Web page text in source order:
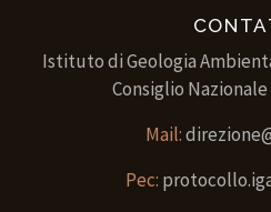
Istituto di Geologia
Consiglio
Mail:
Pec: